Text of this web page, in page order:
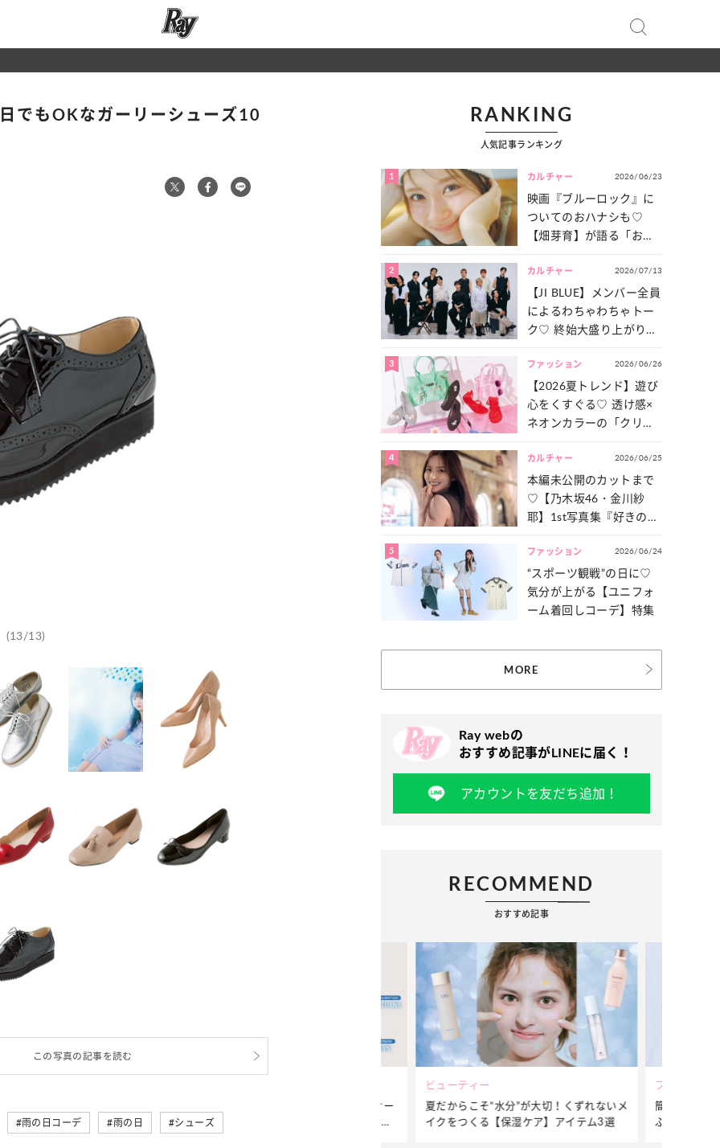
でもOKなガーリーシューズ10
(13/13)
この写真の記事を読む
雨の日コーデ 雨の日 シューズ
RANKING
人気記事ランキング
1 カルチャー 2026/06/23
映画『ブルーロック』に
ついてのおハナシも♡
【畑芽育】が語る「お仕
は？
2 カルチャー 2026/07/13
【JI BLUE】メンバー全員
によるわちゃわちゃトー
ク♡ 終始大盛り上がりだ
一気見せ！
3 ファッション 2026/06/26
【2026夏トレンド】遊び
心をくすぐる♡ 透け感×
ネオンカラーの「クリア
4 カルチャー 2026/06/25
本編未公開のカットまで
♡【乃木坂46・金川紗
耶】1st写真集『好きのグ
たっぷりとお届け！
5 ファッション 2026/06/24
“スポーツ観戦”の日に♡
気分が上がる【ユニフォ
ーム着回しコーデ】特集
MORE
Ray webの
おすすめ記事がLINEに届く！
アカウントを友だち追加！
RECOMMEND
おすすめ記事
の運勢は？
【Dリーグ】Ray世代注目のプロダンサー
集団♡ 各チームを彩る「イケメンダンサ
ー」特集
ビューティー
夏だからこそ“水分”が大切！くずれないメ
イクをつくる【保湿ケア】アイテム3選
ファッション
簡単アレン
ぷりの【そ